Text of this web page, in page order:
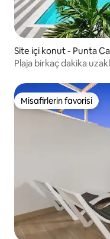
Site içi konut - Punta
Plaja birkaç dakika
Misafirlerin favorisi
Misafirlerin favorisi